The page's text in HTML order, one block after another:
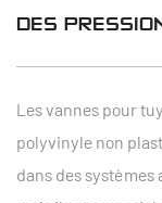
DES
Les vannes pour
polyvinyle non
dans des systèmes